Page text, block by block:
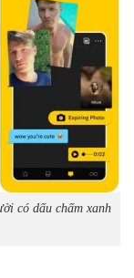
có dấu chấm xanh